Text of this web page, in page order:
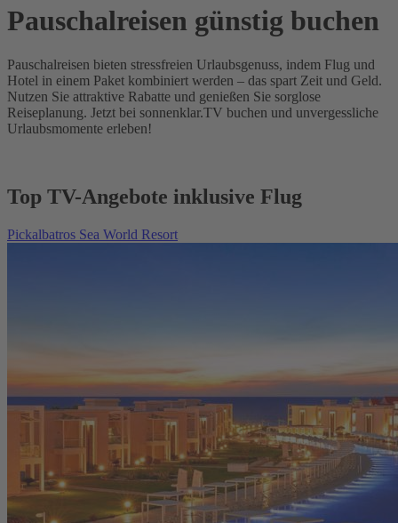
Pauschalreisen günstig buchen
Pauschalreisen bieten stressfreien Urlaubsgenuss, indem Flug und
Hotel in einem Paket kombiniert werden – das spart Zeit und Geld.
Nutzen Sie attraktive Rabatte und genießen Sie sorglose
Reiseplanung. Jetzt bei sonnenklar.TV buchen und unvergessliche
Urlaubsmomente erleben!
Top TV-Angebote inklusive Flug
Pickalbatros Sea World Resort